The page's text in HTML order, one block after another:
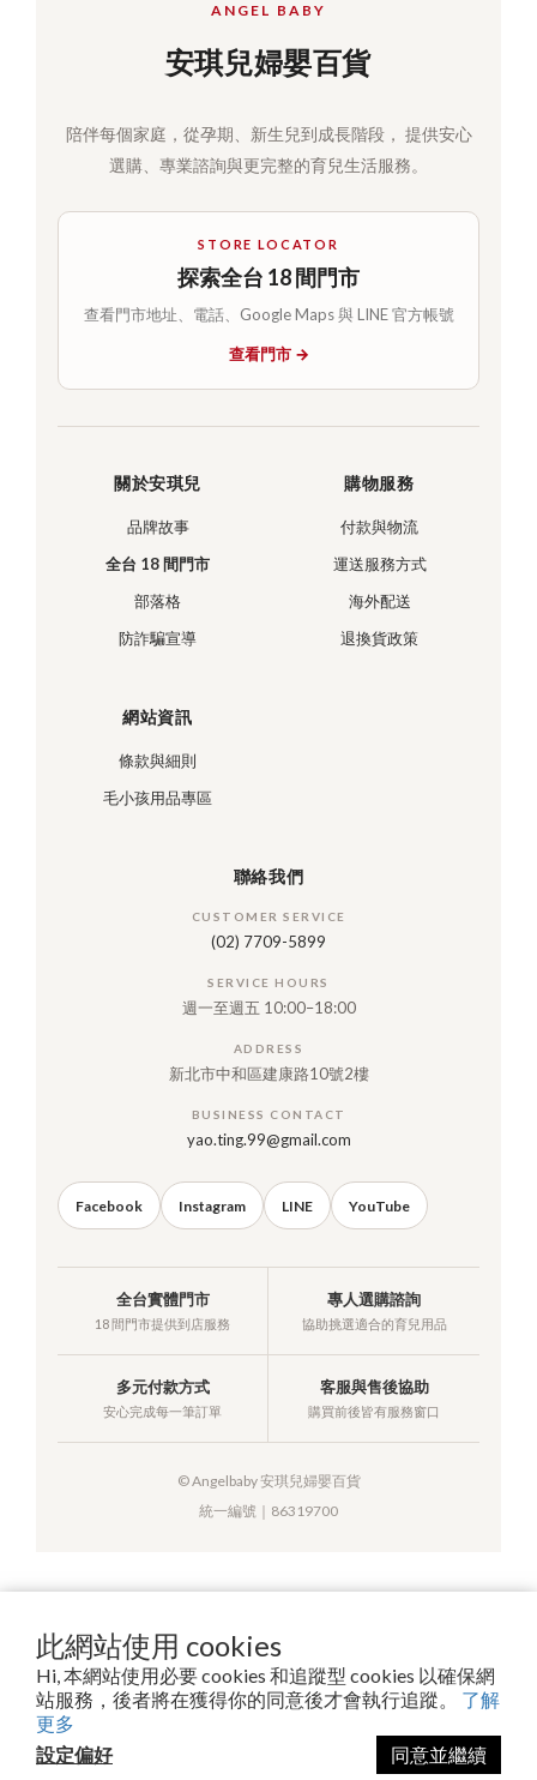
此網站使用 cookies
Hi, 本網站使用必要 cookies 和追蹤型 cookies 以確保網
站服務，後者將在獲得你的同意後才會執行追蹤。 了解
更多
設定偏好
同意並繼續
ANGEL BABY
安琪兒婦嬰百貨
陪伴每個家庭，從孕期、新生兒到成長階段， 提供安心
選購、專業諮詢與更完整的育兒生活服務。
STORE LOCATOR
探索全台 18 間門市
查看門市地址、電話、Google Maps 與 LINE 官方帳號
查看門市 →
關於安琪兒
品牌故事
全台 18 間門市
部落格
防詐騙宣導
購物服務
付款與物流
運送服務方式
海外配送
退換貨政策
網站資訊
條款與細則
毛小孩用品專區
聯絡我們
CUSTOMER SERVICE
(02) 7709-5899
SERVICE HOURS
週一至週五 10:00–18:00
ADDRESS
新北市中和區建康路10號2樓
BUSINESS CONTACT
yao.ting.99@gmail.com
Facebook Instagram LINE YouTube
全台實體門市
18 間門市提供到店服務
專人選購諮詢
協助挑選適合的育兒用品
多元付款方式
安心完成每一筆訂單
客服與售後協助
購買前後皆有服務窗口
© Angelbaby 安琪兒婦嬰百貨
統一編號｜86319700
提醒您，我們不會以電話或簡訊方式通知變更付款方式。
Copyright© 2026 安琪兒百貨有限公司